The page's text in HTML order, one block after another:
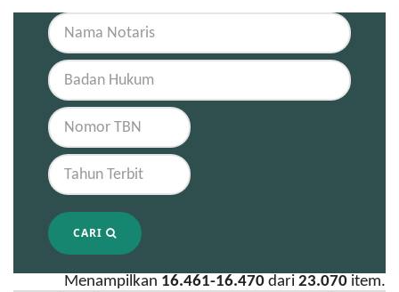
CARI
Menampilkan 16.461-16.470 dari 23.070 item.